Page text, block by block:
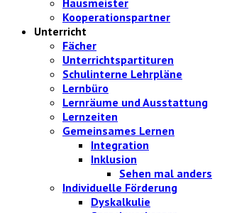
Kooperationspartner
Unterricht
Fächer
Unterrichtspartituren
Schulinterne Lehrpläne
Lernbüro
Lernräume und Ausstattung
Lernzeiten
Gemeinsames Lernen
Integration
Inklusion
Sehen mal anders
Individuelle Förderung
Dyskalkulie